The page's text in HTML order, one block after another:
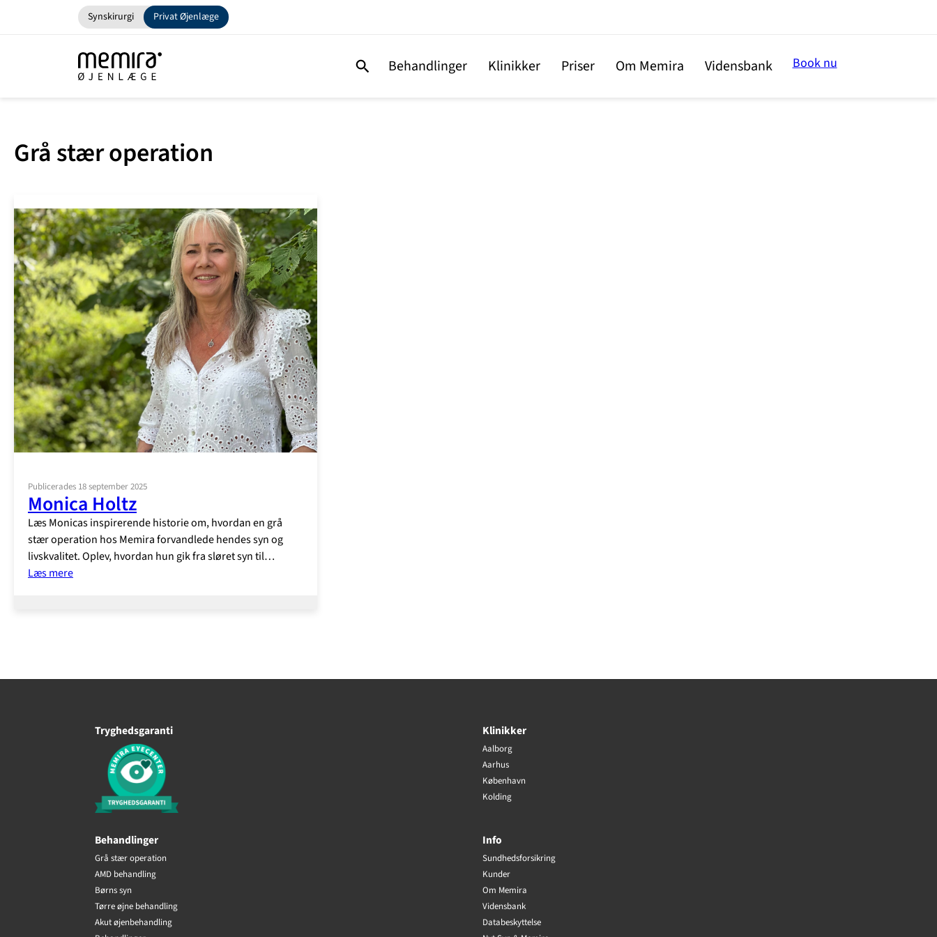
Privat Øjenlæge
Synskirurgi
Behandlinger Klinikker Priser Om Memira Vidensbank Book nu
Grå stær operation
Publicerades 18 september 2025
Monica Holtz
Læs Monicas inspirerende historie om, hvordan en grå
stær operation hos Memira forvandlede hendes syn og
livskvalitet. Oplev, hvordan hun gik fra sløret syn til…
Læs mere:
Tryghedsgaranti Klinikker
Aalborg
Aarhus
København
Kolding
Behandlinger
Grå stær operation
AMD behandling
Børns syn
Tørre øjne behandling
Akut øjenbehandling
Info
Sundhedsforsikring
Kunder
Om Memira
Vidensbank
Databeskyttelse